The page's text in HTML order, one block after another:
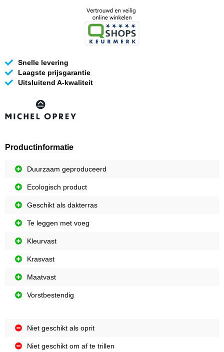
Snelle levering
Laagste prijsgarantie
Uitsluitend A-kwaliteit
Productinformatie
Duurzaam geproduceerd
Ecologisch product
Geschikt als dakterras
Te leggen met voeg
Kleurvast
Krasvast
Maatvast
Vorstbestendig
Niet geschikt als oprit
Niet geschikt om af te trillen